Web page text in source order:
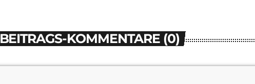
BEITRAGS-KOMMENTARE (0)